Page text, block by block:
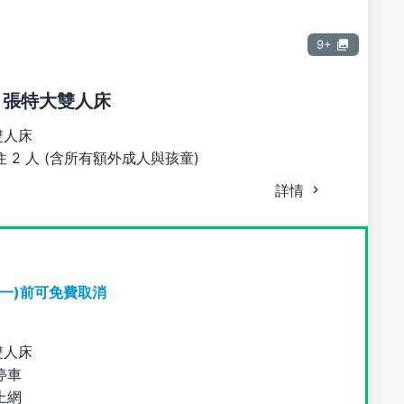
9+
特大雙人床
人床
2 人 (含所有額外成人與孩童)
詳情
)前可免費取消
人床
車
網